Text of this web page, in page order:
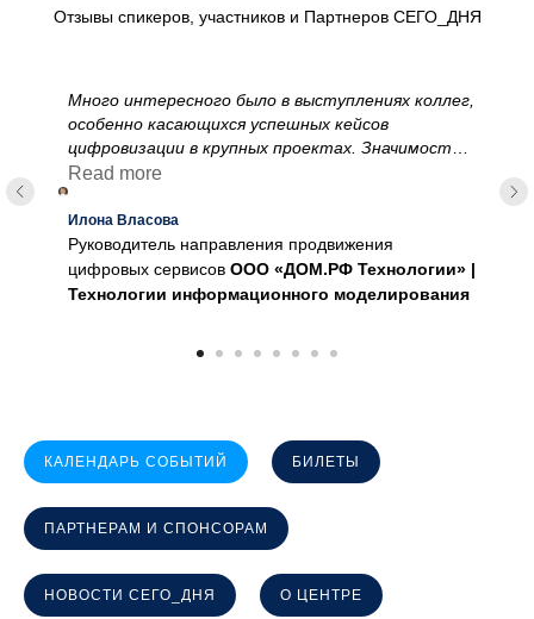
Отзывы спикеров, участников и Партнеров СЕГО_ДНЯ
Много интересного было в выступлениях коллег,
особенно касающихся успешных кейсов
цифровизации в крупных проектах. Значимость
данного мероприятия сложно переоценить: оно
формировать единые подходы к цифровой
трансформации в отрасли, что, безусловно,
способствует повышению качества и
эффективности строительных процессов.
девелопмент-24»
Read more
Илона Власова
Руководитель направления продвижения
цифровых сервисов ООО «ДОМ.РФ Технологии» |
Технологии информационного моделирования
КАЛЕНДАРЬ СОБЫТИЙ БИЛЕТЫ
ПАРТНЕРАМ И СПОНСОРАМ
НОВОСТИ СЕГО_ДНЯ О ЦЕНТРЕ